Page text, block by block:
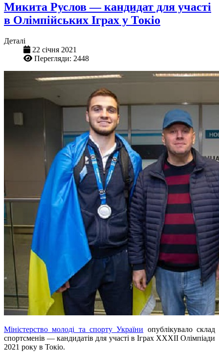
Микита Руслов — кандидат для участі
в Олімпійських Іграх у Токіо
Деталі
22 січня 2021
Перегляди: 2448
Міністерство молоді та спорту України опублікувало склад
спортсменів — кандидатів для участі в Іграх ХХХІІ Олімпіади
2021 року в Токіо.